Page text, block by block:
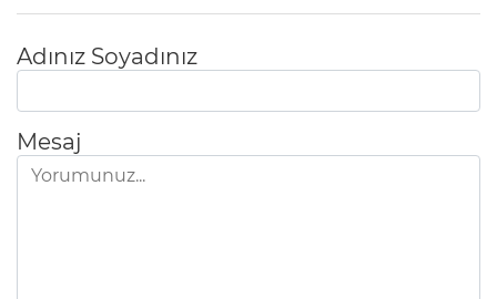
Adınız Soyadınız
Mesaj